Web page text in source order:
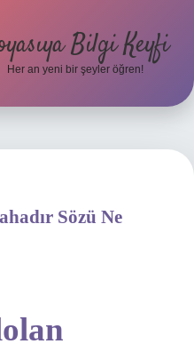
Bilgi Keyfi
Her an yeni bir şeyler öğren!
Sözü Ne